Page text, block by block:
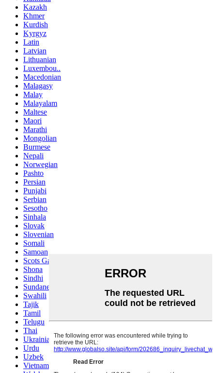
Kazakh
Khmer
Kurdish
Kyrgyz
Latin
Latvian
Lithuanian
Luxembou..
Macedonian
Malagasy
Malay
Malayalam
Maltese
Maori
Marathi
Mongolian
Burmese
Nepali
Norwegian
Pashto
Persian
Punjabi
Serbian
Sesotho
Sinhala
Slovak
Slovenian
Somali
Samoan
Scots Gaelic
Shona
Sindhi
Sundanese
Swahili
Tajik
Tamil
Telugu
Thai
Ukrainian
Urdu
Uzbek
Vietnamese